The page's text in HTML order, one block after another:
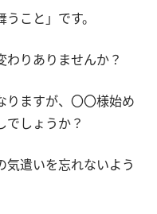
こと」です。
わりありませんか？
りますが、〇〇様始め
でしょうか？
気遣いを忘れないよう